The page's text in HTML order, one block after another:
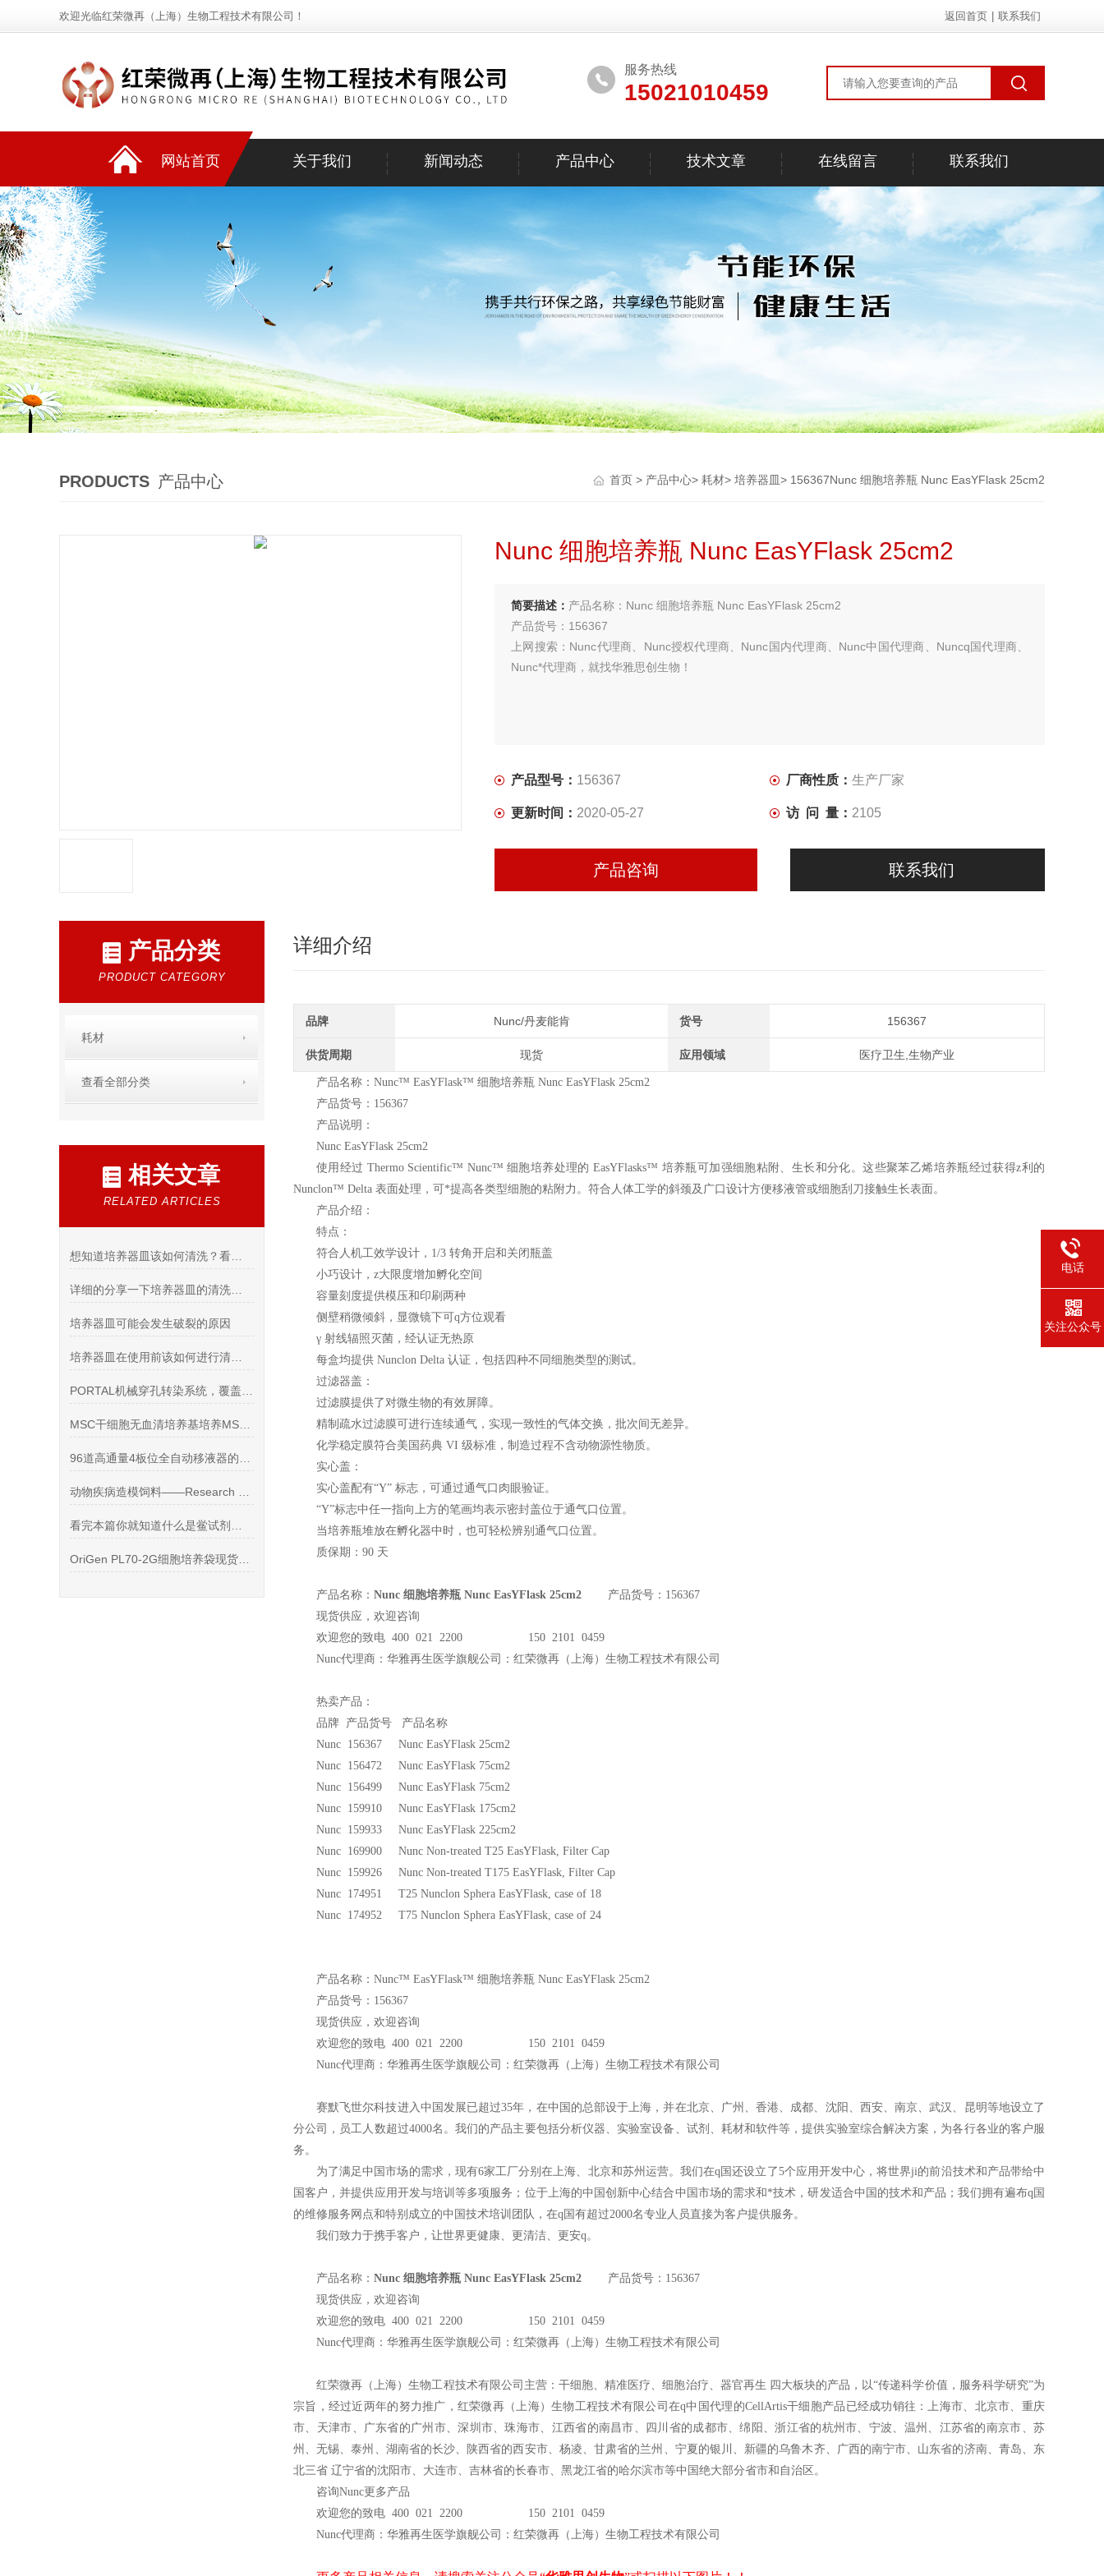
欢迎光临红荣微再（上海）生物工程技术有限公司！ 返回首页 联系我们
服务热线
15021010459
网站首页 关于我们 新闻动态 产品中心 技术文章 在线留言 联系我们
PRODUCTS 产品中心 首页 > 产品中心> 耗材> 培养器皿> 156367Nunc 细胞培养瓶 Nunc EasYFlask 25cm2
Nunc 细胞培养瓶 Nunc EasYFlask 25cm2
简要描述： 产品名称：Nunc 细胞培养瓶 Nunc EasYFlask 25cm2
产品货号：156367
上网搜索：Nunc代理商、Nunc授权代理商、Nunc国内代理商、Nunc中国代理商、Nuncq国代理商、
Nunc*代理商，就找华雅思创生物！
产品型号： 156367 厂商性质： 生产厂家
更新时间： 2020-05-27 访 问 量： 2105
产品咨询 联系我们
产品分类
PRODUCT CATEGORY
耗材
查看全部分类
相关文章
RELATED ARTICLES
培养器皿可能会发生破裂的原因
详细介绍
品牌 Nunc/丹麦能肯 货号 156367
供货周期 现货 应用领域 医疗卫生,生物产业
产品名称：Nunc™ EasYFlask™ 细胞培养瓶 Nunc EasYFlask 25cm2
产品货号：156367
产品说明：
Nunc EasYFlask 25cm2
使用经过 Thermo Scientific™ Nunc™ 细胞培养处理的 EasYFlasks™ 培养瓶可加强细胞粘附、生长和分化。这些聚苯乙烯培养瓶经过获得z利的
Nunclon™ Delta 表面处理，可*提高各类型细胞的粘附力。符合人体工学的斜颈及广口设计方便移液管或细胞刮刀接触生长表面。
产品介绍：
特点：
符合人机工效学设计，1/3 转角开启和关闭瓶盖
小巧设计，z大限度增加孵化空间
容量刻度提供模压和印刷两种
侧壁稍微倾斜，显微镜下可q方位观看
γ 射线辐照灭菌，经认证无热原
每盒均提供 Nunclon Delta 认证，包括四种不同细胞类型的测试。
过滤器盖：
过滤膜提供了对微生物的有效屏障。
精制疏水过滤膜可进行连续通气，实现一致性的气体交换，批次间无差异。
化学稳定膜符合美国药典 VI 级标准，制造过程不含动物源性物质。
实心盖：
实心盖配有“Y” 标志，可通过通气口肉眼验证。
“Y”标志中任一指向上方的笔画均表示密封盖位于通气口位置。
当培养瓶堆放在孵化器中时，也可轻松辨别通气口位置。
质保期：90 天
产品名称： Nunc 细胞培养瓶 Nunc EasYFlask 25cm2 产品货号：156367
现货供应，欢迎咨询
欢迎您的致电 400 021 2200 150 2101 0459
Nunc代理商：华雅再生医学旗舰公司：红荣微再（上海）生物工程技术有限公司
热卖产品：
品牌 产品货号 产品名称
Nunc 156367 Nunc EasYFlask 25cm2
Nunc 156472 Nunc EasYFlask 75cm2
Nunc 156499 Nunc EasYFlask 75cm2
Nunc 159910 Nunc EasYFlask 175cm2
Nunc 159933 Nunc EasYFlask 225cm2
Nunc 169900 Nunc Non-treated T25 EasYFlask, Filter Cap
Nunc 159926 Nunc Non-treated T175 EasYFlask, Filter Cap
Nunc 174951 T25 Nunclon Sphera EasYFlask, case of 18
Nunc 174952 T75 Nunclon Sphera EasYFlask, case of 24
产品名称：Nunc™ EasYFlask™ 细胞培养瓶 Nunc EasYFlask 25cm2
产品货号：156367
现货供应，欢迎咨询
欢迎您的致电 400 021 2200 150 2101 0459
Nunc代理商：华雅再生医学旗舰公司：红荣微再（上海）生物工程技术有限公司
赛默飞世尔科技进入中国发展已超过35年，在中国的总部设于上海，并在北京、广州、香港、成都、沈阳、西安、南京、武汉、昆明等地设立了
分公司，员工人数超过4000名。我们的产品主要包括分析仪器、实验室设备、试剂、耗材和软件等，提供实验室综合解决方案，为各行各业的客户服
务。
为了满足中国市场的需求，现有6家工厂分别在上海、北京和苏州运营。我们在q国还设立了5个应用开发中心，将世界ji的前沿技术和产品带给中
国客户，并提供应用开发与培训等多项服务；位于上海的中国创新中心结合中国市场的需求和*技术，研发适合中国的技术和产品；我们拥有遍布q国
的维修服务网点和特别成立的中国技术培训团队，在q国有超过2000名专业人员直接为客户提供服务。
我们致力于携手客户，让世界更健康、更清洁、更安q。
产品名称： Nunc 细胞培养瓶 Nunc EasYFlask 25cm2 产品货号：156367
现货供应，欢迎咨询
欢迎您的致电 400 021 2200 150 2101 0459
Nunc代理商：华雅再生医学旗舰公司：红荣微再（上海）生物工程技术有限公司
红荣微再（上海）生物工程技术有限公司主营：干细胞、精准医疗、细胞治疗、器官再生 四大板块的产品，以“传递科学价值，服务科学研究”为
宗旨，经过近两年的努力推广，红荣微再（上海）生物工程技术有限公司在q中国代理的CellArtis干细胞产品已经成功销往：上海市、北京市、重庆
市、天津市、广东省的广州市、深圳市、珠海市、江西省的南昌市、四川省的成都市、绵阳、浙江省的杭州市、宁波、温州、江苏省的南京市、苏
州、无锡、泰州、湖南省的长沙、陕西省的西安市、杨凌、甘肃省的兰州、宁夏的银川、新疆的乌鲁木齐、广西的南宁市、山东省的济南、青岛、东
北三省 辽宁省的沈阳市、大连市、吉林省的长春市、黑龙江省的哈尔滨市等中国绝大部分省市和自治区。
咨询Nunc更多产品
欢迎您的致电 400 021 2200 150 2101 0459
Nunc代理商：华雅再生医学旗舰公司：红荣微再（上海）生物工程技术有限公司
电话
关注公众号